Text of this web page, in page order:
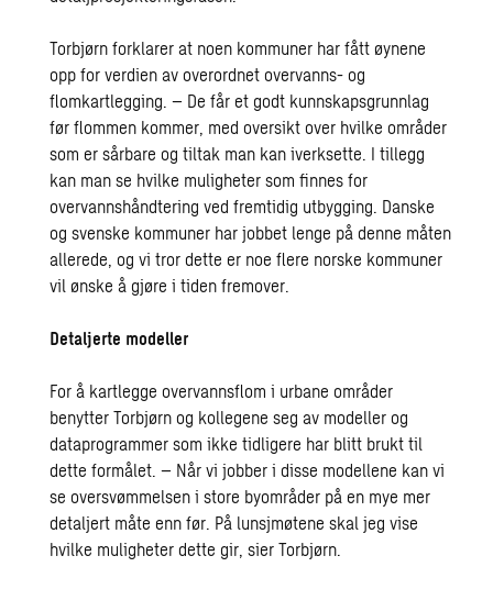
Torbjørn forklarer at noen kommuner har fått øynene
opp for verdien av overordnet overvanns- og
flomkartlegging. – De får et godt kunnskapsgrunnlag
før flommen kommer, med oversikt over hvilke områder
som er sårbare og tiltak man kan iverksette. I tillegg
kan man se hvilke muligheter som finnes for
overvannshåndtering ved fremtidig utbygging. Danske
og svenske kommuner har jobbet lenge på denne måten
allerede, og vi tror dette er noe flere norske kommuner
vil ønske å gjøre i tiden fremover.
Detaljerte modeller
For å kartlegge overvannsflom i urbane områder
benytter Torbjørn og kollegene seg av modeller og
dataprogrammer som ikke tidligere har blitt brukt til
dette formålet. – Når vi jobber i disse modellene kan vi
se oversvømmelsen i store byområder på en mye mer
detaljert måte enn før. På lunsjmøtene skal jeg vise
hvilke muligheter dette gir, sier Torbjørn.